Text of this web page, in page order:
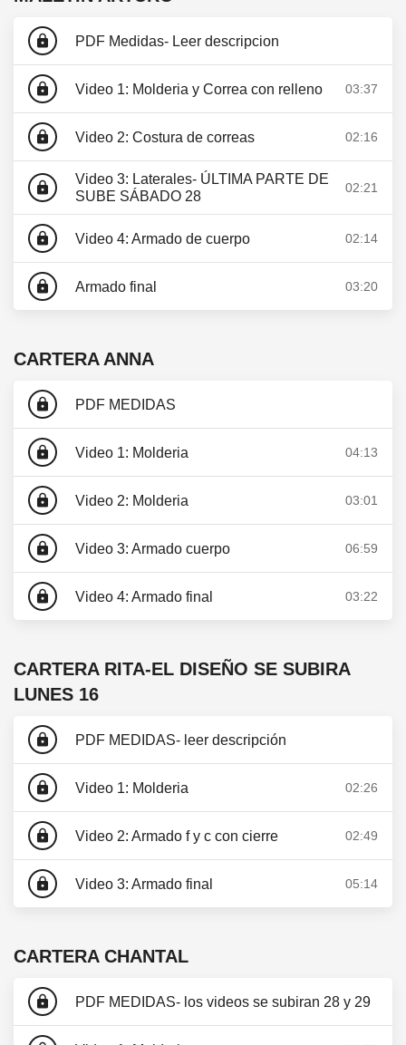
lock PDF Medidas- Leer descripcion
lock Video 1: Molderia y Correa con relleno 03:37
lock Video 2: Costura de correas 02:16
lock
Video 3: Laterales- ÚLTIMA PARTE DE
SUBE SÁBADO 28
02:21
lock Video 4: Armado de cuerpo 02:14
lock Armado final 03:20
CARTERA ANNA
lock PDF MEDIDAS
lock Video 1: Molderia 04:13
lock Video 2: Molderia 03:01
lock Video 3: Armado cuerpo 06:59
lock Video 4: Armado final 03:22
CARTERA RITA-EL DISEÑO SE SUBIRA
LUNES 16
lock PDF MEDIDAS- leer descripción
lock Video 1: Molderia 02:26
lock Video 2: Armado f y c con cierre 02:49
lock Video 3: Armado final 05:14
CARTERA CHANTAL
lock PDF MEDIDAS- los videos se subiran 28 y 29